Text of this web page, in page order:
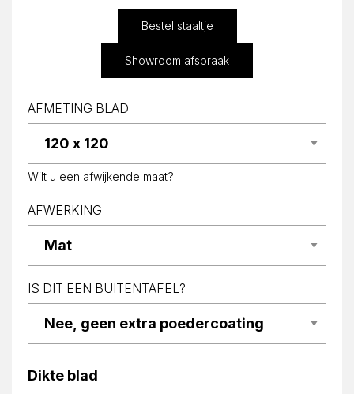
Bestel staaltje
Showroom afspraak
AFMETING BLAD
Wilt u een afwijkende maat?
AFWERKING
IS DIT EEN BUITENTAFEL?
Dikte blad